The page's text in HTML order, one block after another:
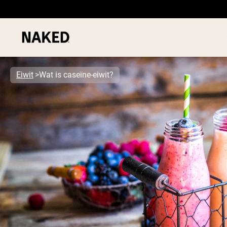
Populaire Zoektermen
”Protein Powder“
”Overnight Oats“
”Vegan protein“
”Collagen“
”Micellar Casein“
PROTEIN
Eiwit Wat is caseïne-eiwit?